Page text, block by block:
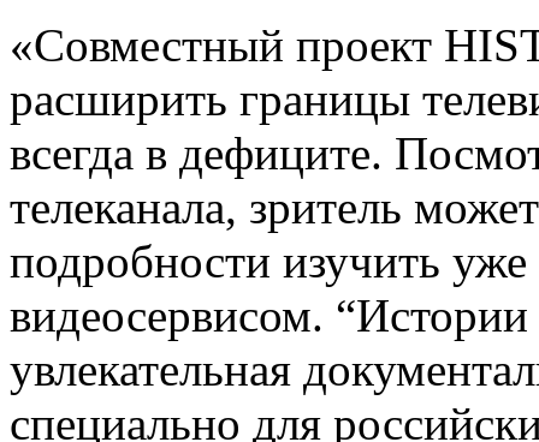
«Совместный проект
расширить границы
всегда в дефиците.
телеканала, зритель
подробности изучить
видеосервисом.
увлекательная
специально для